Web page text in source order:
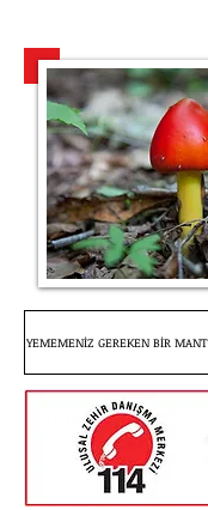
YEMEMENİZ GEREKEN BİR